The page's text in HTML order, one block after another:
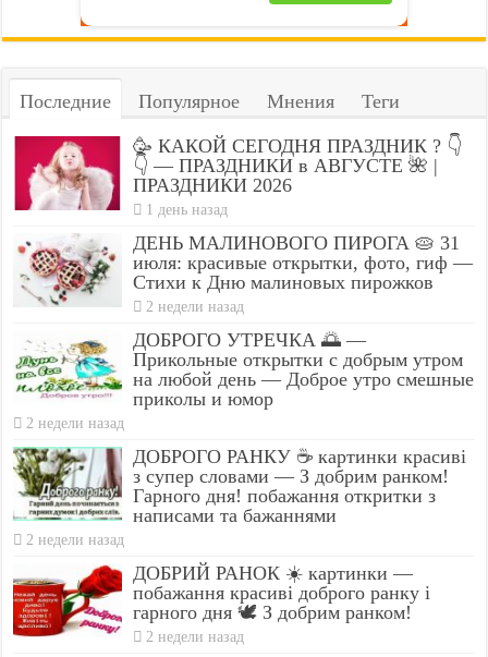
Последние Популярное Мнения Теги
🥳 КАКОЙ СЕГОДНЯ ПРАЗДНИК ? 👇
👇 — ПРАЗДНИКИ в АВГУСТЕ 🌺 |
ПРАЗДНИКИ 2026
1 день назад
ДЕНЬ МАЛИНОВОГО ПИРОГА 🥧 31
июля: красивые открытки, фото, гиф —
Стихи к Дню малиновых пирожков
2 недели назад
ДОБРОГО УТРЕЧКА 🌅 —
Прикольные открытки с добрым утром
на любой день — Доброе утро смешные
приколы и юмор
2 недели назад
ДОБРОГО РАНКУ ☕ картинки красиві
з супер словами — З добрим ранком!
Гарного дня! побажання откритки з
написами та бажаннями
2 недели назад
ДОБРИЙ РАНОК ☀️ картинки —
побажання красиві доброго ранку і
гарного дня 🕊️ З добрим ранком!
2 недели назад